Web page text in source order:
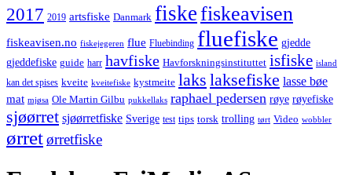
2017 2019 artsfiske Danmark fiskefiskeavisen
fiskeavisen.no fiskejegeren flue Fluebinding fluefiske gjedde
gjeddefiske guide harr havfiske Havforskningsinstituttet isfiske island
kan det spises kveite kveitefiske kystmeite laks laksefiske lasse bøe
mat mjøsa Ole Martin Gilbu pukkellaks raphael pedersen røye røyefiske
sjøørret sjøørretfiske Sverige test tips torsk trolling tørt Video wobbler
ørretørretfiske